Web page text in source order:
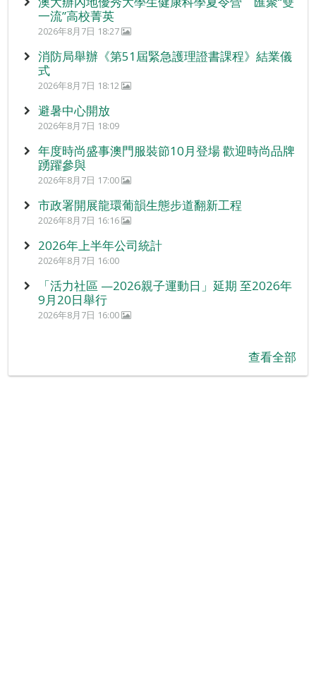
一流”高校菁英
2026年8月7日 18:27
消防局舉辦《第51屆緊急護理證書課程》結業儀
式
2026年8月7日 18:12
避暑中心開放
2026年8月7日 18:09
年度時尚盛事澳門服裝節10月登場 歡迎時尚品牌
踴躍參與
2026年8月7日 17:00
市政署開展龍環葡韻生態步道翻新工程
2026年8月7日 16:16
2026年上半年公司統計
2026年8月7日 16:00
「活力社區 —2026親子運動日」延期 至2026年
9月20日舉行
2026年8月7日 16:00
查看全部